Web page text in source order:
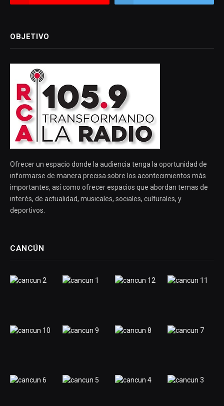
OBJETIVO
Ofrecer un espacio donde la audiencia tenga la oportunidad de
informarse de manera precisa sobre los acontecimientos más
importantes, así como ofrecer espacios que abordan temas de
interés, de actualidad, musicales, sociales, culturales, y
deportivos.
CANCÚN